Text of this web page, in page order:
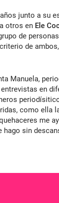
junto a su
otros en Ele
de
de
Manuela,
en
como ella
me
sin